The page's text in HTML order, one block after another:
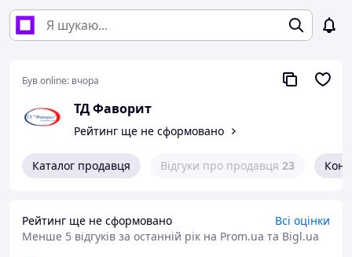
Був online: вчора
ТД Фаворит
Рейтинг ще не сформовано
Каталог продавця Відгуки про продавця 23
Рейтинг ще не сформовано
Всі оцінки
Менше 5 відгуків за останній рік на Prom.ua та Bigl.ua